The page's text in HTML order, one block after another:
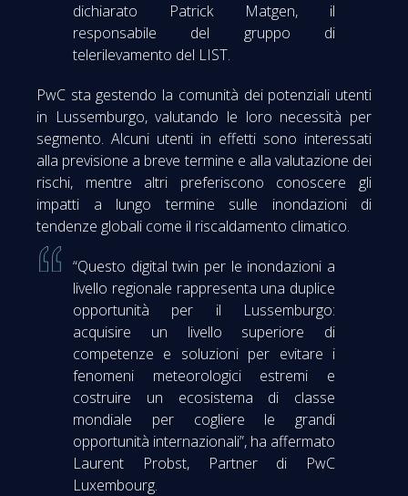
dichiarato Patrick Matgen, il
responsabile del gruppo di
telerilevamento del LIST.
PwC sta gestendo la comunità dei potenziali utenti
in Lussemburgo, valutando le loro necessità per
segmento. Alcuni utenti in effetti sono interessati
alla previsione a breve termine e alla valutazione dei
rischi, mentre altri preferiscono conoscere gli
impatti a lungo termine sulle inondazioni di
tendenze globali come il riscaldamento climatico.
“Questo digital twin per le inondazioni a
livello regionale rappresenta una duplice
opportunità per il Lussemburgo:
acquisire un livello superiore di
competenze e soluzioni per evitare i
fenomeni meteorologici estremi e
costruire un ecosistema di classe
mondiale per cogliere le grandi
opportunità internazionali”, ha affermato
Laurent Probst, Partner di PwC
Luxembourg.